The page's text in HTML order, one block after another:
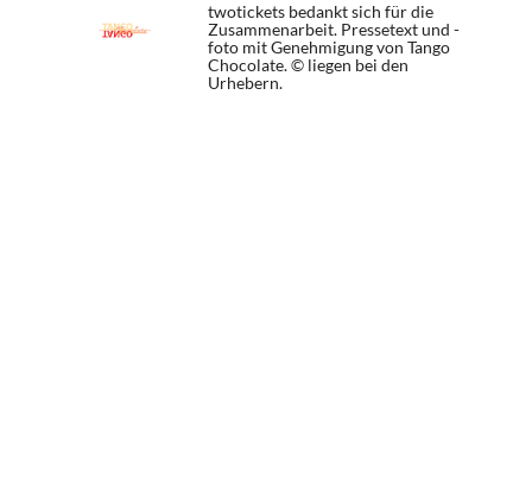
twotickets bedankt sich für die
Zusammenarbeit. Pressetext und -
foto mit Genehmigung von Tango
Chocolate. © liegen bei den
Urhebern.